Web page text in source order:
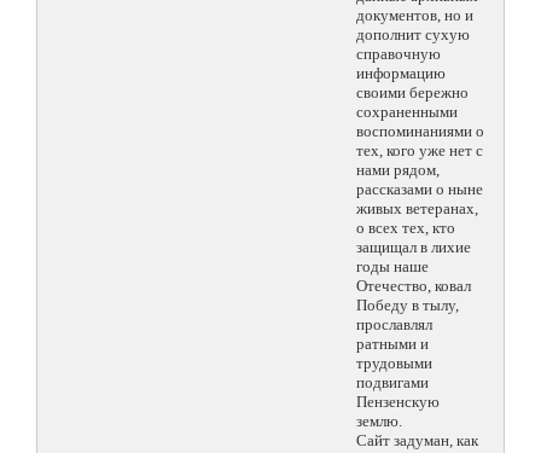
документов, но и
дополнит сухую
справочную
информацию
своими бережно
сохраненными
воспоминаниями о
тех, кого уже нет с
нами рядом,
рассказами о ныне
живых ветеранах,
о всех тех, кто
защищал в лихие
годы наше
Отечество, ковал
Победу в тылу,
прославлял
ратными и
трудовыми
подвигами
Пензенскую
землю.
Сайт задуман, как